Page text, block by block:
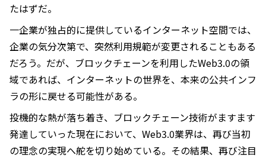
たはずだ。
一企業が独占的に提供しているインターネット空間では、
企業の気分次第で、突然利用規範が変更されることもある
だろう。だが、ブロックチェーンを利用したWeb3.0の領
域であれば、インターネットの世界を、本来の公共インフ
ラの形に戻せる可能性がある。
投機的な熱が落ち着き、ブロックチェーン技術がますます
発達していった現在において、Web3.0業界は、再び当初
の理念の実現へ舵を切り始めている。その結果、再び注目